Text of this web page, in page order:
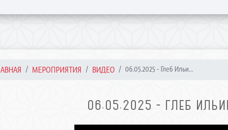
МЕРОПРИЯТИЯ ВИДЕО 06.05.2025 - Глеб Ильи...
06.05.2025 - ГЛЕБ ИЛЬИН.